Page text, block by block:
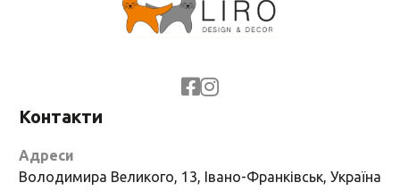
Контакти
Адреси
Володимира Великого, 13, Івано-Франківськ, Україна